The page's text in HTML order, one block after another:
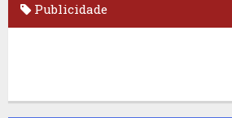
Publicidade